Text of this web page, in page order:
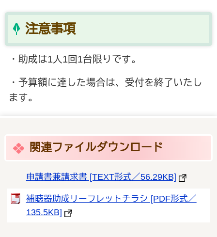
注意事項
・助成は1人1回1台限りです。
・予算額に達した場合は、受付を終了いたし
ます。
関連ファイルダウンロード
申請書兼請求書 [TEXT形式／56.29KB]
補聴器助成リーフレットチラシ [PDF形式／
135.5KB]